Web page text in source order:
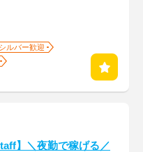
シルバー歓迎
】＼夜勤で稼げる／